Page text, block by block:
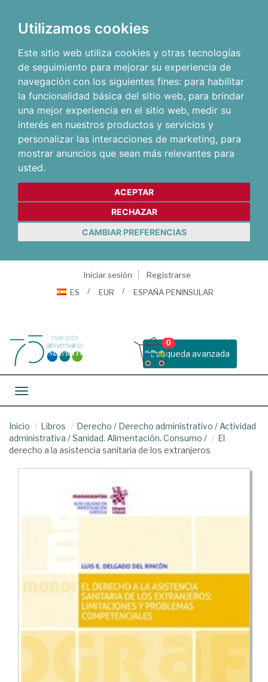
Utilizamos cookies
Este sitio web utiliza cookies y otras tecnologías
de seguimiento para mejorar su experiencia de
navegación con los siguientes fines: para habilitar
la funcionalidad básica del sitio web, para brindar
una mejor experiencia en el sitio web, medir su
interés en nuestros productos y servicios y
personalizar las interacciones de marketing, para
mostrar anuncios que sean más relevantes para
usted.
ACEPTAR
RECHAZAR
CAMBIAR PREFERENCIAS
Iniciar sesión
Registrarse
ES
EUR ESPAÑA PENINSULAR
Busqueda avanzada
0
Toggle navigation
Inicio Libros Derecho / Derecho administrativo / Actividad
administrativa /Sanidad. Alimentación. Consumo /
El
derecho a la asistencia sanitaria de los extranjeros